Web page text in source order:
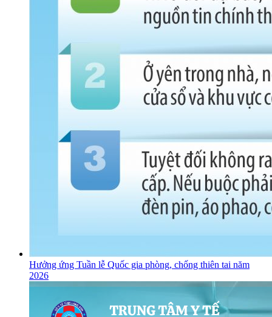
Hưởng ứng Tuần lễ Quốc gia phòng, chống thiên tai năm
2026